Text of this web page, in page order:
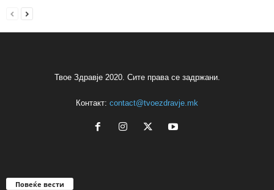
Твое Здравје 2020. Сите права се задржани.
Контакт: contact@tvoezdravje.mk
Повеќе вести